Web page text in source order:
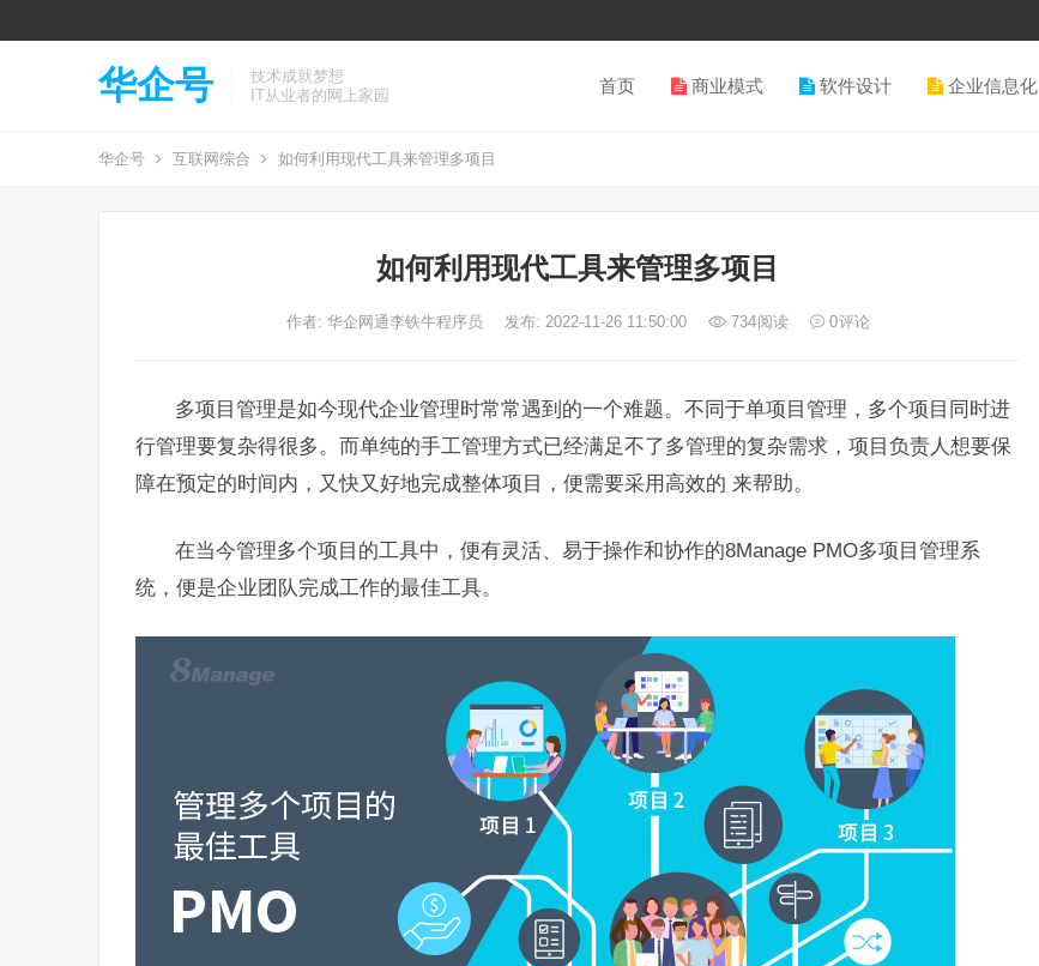
华企号
技术成就梦想
IT从业者的网上家园
首页 商业模式 软件设计 企业信息化
华企号 互联网综合 如何利用现代工具来管理多项目
如何利用现代工具来管理多项目
作者: 华企网通李铁牛程序员 发布: 2022-11-26 11:50:00 734阅读 0评论
多项目管理是如今现代企业管理时常常遇到的一个难题。不同于单项目管理，多个项目同时进
行管理要复杂得很多。而单纯的手工管理方式已经满足不了多管理的复杂需求，项目负责人想要保
障在预定的时间内，又快又好地完成整体项目，便需要采用高效的 来帮助。
在当今管理多个项目的工具中，便有灵活、易于操作和协作的8Manage PMO多项目管理系
统，便是企业团队完成工作的最佳工具。